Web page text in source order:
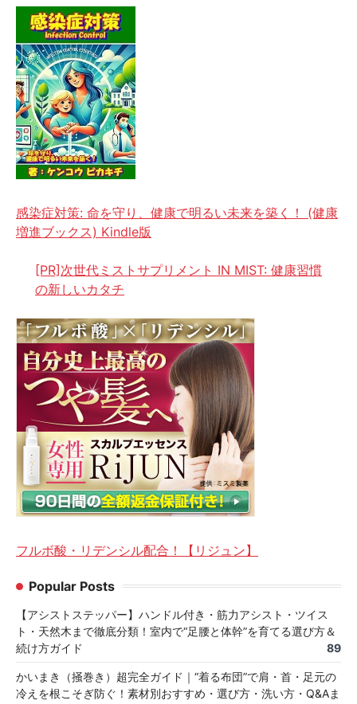
感染症対策: 命を守り、健康で明るい未来を築く！ (健康
増進ブックス) Kindle版
[PR]次世代ミストサプリメント IN MIST: 健康習慣
の新しいカタチ
フルボ酸・リデンシル配合！【リジュン】
Popular Posts
【アシストステッパー】ハンドル付き・筋力アシスト・ツイス
ト・天然木まで徹底分類！室内で“足腰と体幹”を育てる選び方＆
続け方ガイド
89
かいまき（掻巻き）超完全ガイド｜“着る布団”で肩・首・足元の
冷えを根こそぎ防ぐ！素材別おすすめ・選び方・洗い方・Q&Aま